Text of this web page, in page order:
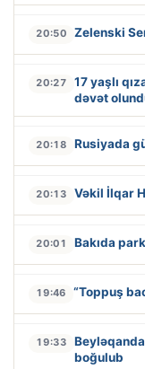
20:50 Zelenski
20:27
17 yaşlı
dəvət
20:18 Rusiyada
20:13 Vəkil İlqar
20:01 Bakıda
19:46 “Toppuş
19:33
boğulub